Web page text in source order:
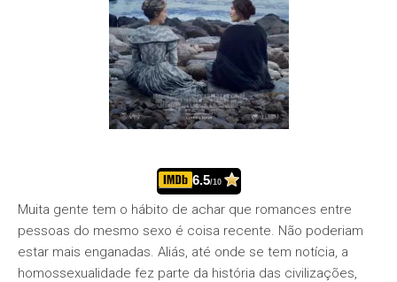
6.5/10
Muita gente tem o hábito de achar que romances entre
pessoas do mesmo sexo é coisa recente. Não poderiam
estar mais enganadas. Aliás, até onde se tem notícia, a
homossexualidade fez parte da história das civilizações,